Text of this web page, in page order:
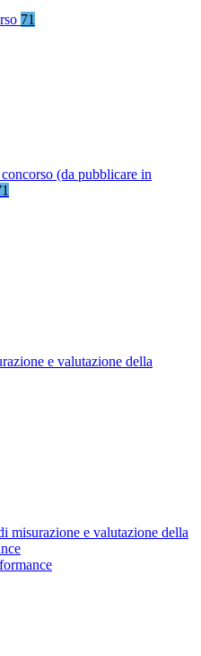
71
(da pubblicare in
e valutazione della
misurazione e valutazione della